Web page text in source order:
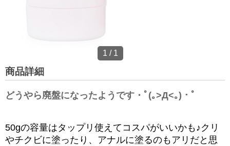
1 / 1
商品詳細
どうやら廃盤になったようです・ﾟ(｡>Д<｡)・ﾟ
50gの容量はタップリ使えてコスパがいいかも♪クリ
やチクビに塗ったり、アナルに塗るのもアリだと思